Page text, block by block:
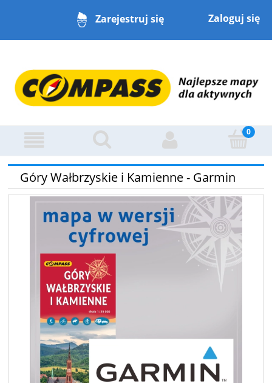
Zarejestruj się Zaloguj się
Góry Wałbrzyskie i Kamienne - Garmin